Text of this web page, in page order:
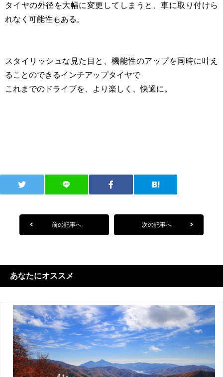
タイヤの外径を大幅に変更してしまうと、車に取り付けら
れなく可能性もある。
スタイリッシュな見た目と、機能性のアップを同時に叶え
ることのできるインチアップタイヤで
これまでのドライブを、より楽しく、快適に。
前の記事へ 次の記事へ
あなたにオススメ